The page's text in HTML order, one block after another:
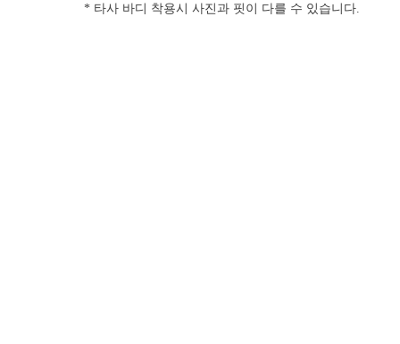
* 타사 바디 착용시 사진과 핏이 다를 수 있습니다.